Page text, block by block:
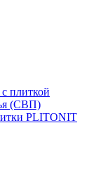
плиткой
(СВП)
PLITONIT